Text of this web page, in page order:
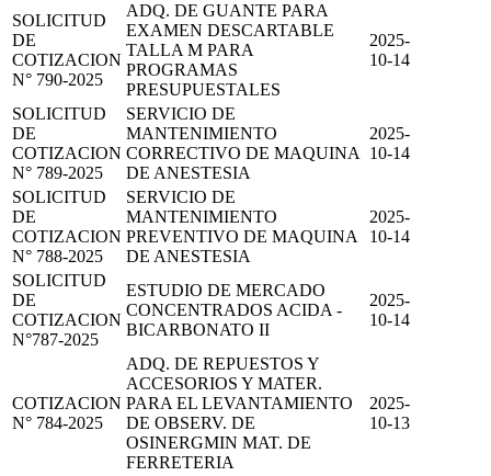
SOLICITUD
DE
COTIZACION
N° 790-2025
ADQ. DE GUANTE PARA
EXAMEN DESCARTABLE
TALLA M PARA
PROGRAMAS
PRESUPUESTALES
2025-
10-14
SOLICITUD
DE
COTIZACION
N° 789-2025
SERVICIO DE
MANTENIMIENTO
CORRECTIVO DE MAQUINA
DE ANESTESIA
2025-
10-14
SOLICITUD
DE
COTIZACION
N° 788-2025
SERVICIO DE
MANTENIMIENTO
PREVENTIVO DE MAQUINA
DE ANESTESIA
2025-
10-14
SOLICITUD
DE
COTIZACION
N°787-2025
ESTUDIO DE MERCADO
CONCENTRADOS ACIDA -
BICARBONATO II
2025-
10-14
COTIZACION
N° 784-2025
ADQ. DE REPUESTOS Y
ACCESORIOS Y MATER.
PARA EL LEVANTAMIENTO
DE OBSERV. DE
OSINERGMIN MAT. DE
FERRETERIA
2025-
10-13